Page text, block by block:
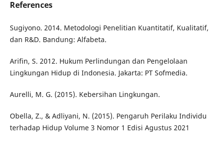
References
Sugiyono. 2014. Metodologi Penelitian Kuantitatif, Kualitatif,
dan R&D. Bandung: Alfabeta.
Arifin, S. 2012. Hukum Perlindungan dan Pengelolaan
Lingkungan Hidup di Indonesia. Jakarta: PT Sofmedia.
Aurelli, M. G. (2015). Kebersihan Lingkungan.
Obella, Z., & Adliyani, N. (2015). Pengaruh Perilaku Individu
terhadap Hidup Volume 3 Nomor 1 Edisi Agustus 2021